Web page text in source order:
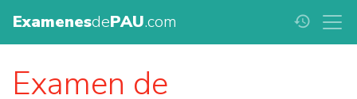
ExamenesdePAU.com history
Examen de